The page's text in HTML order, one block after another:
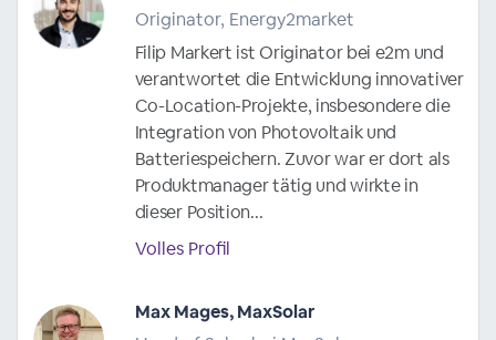
Originator, Energy2market
Filip Markert ist Originator bei e2m und
verantwortet die Entwicklung innovativer
Co-Location-Projekte, insbesondere die
Integration von Photovoltaik und
Batteriespeichern. Zuvor war er dort als
Produktmanager tätig und wirkte in
dieser Position...
Volles Profil
Max Mages, MaxSolar